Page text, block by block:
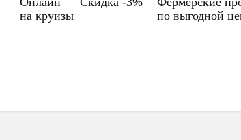
на круизы
по выгодной